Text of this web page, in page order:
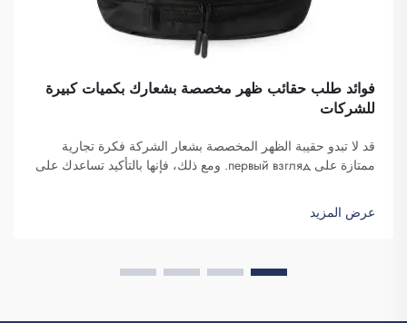
فوائد طلب حقائب ظهر مخصصة بشعارك بكميات كبيرة
للشركات
قد لا تبدو حقيبة الظهر المخصصة بشعار الشركة فكرة تجارية
ممتازة على первый взгляд. ومع ذلك، فإنها بالتأكيد تساعدك على
الحقائب بكميات كبيرة وتوفّرها لغرض تعزيز الوعي بالعلامة
التجارية. كما تعلمون، عندما...
عرض المزيد